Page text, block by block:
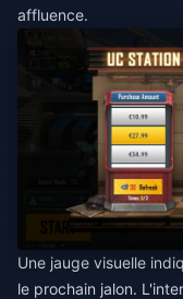
affluence.
Une jauge visuelle
le prochain jalon.